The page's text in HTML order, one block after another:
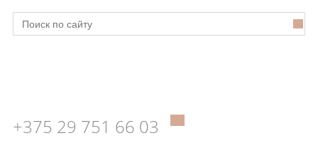
+375 29 751 66 03